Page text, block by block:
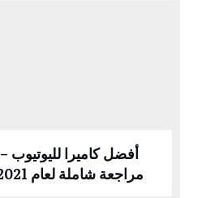
أفضل كاميرا لليوتيوب –
مراجعة شاملة لعام 2021